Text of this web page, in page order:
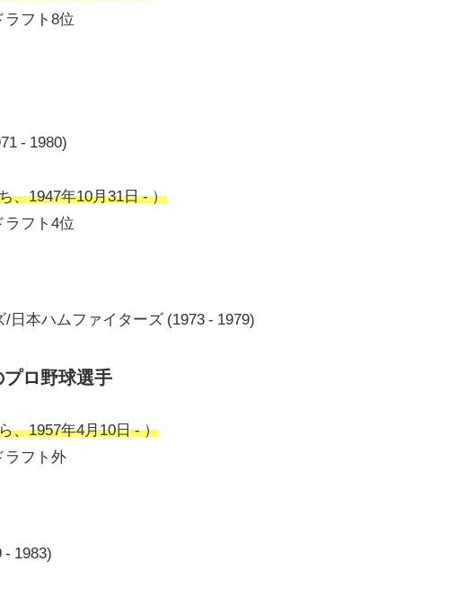
ラフト8位
- 1980)
、1947年10月31日 - ）
ラフト4位
/日本ハムファイターズ (1973 - 1979)
ロ野球選手
、1957年4月10日 - ）
ラフト外
- 1983)